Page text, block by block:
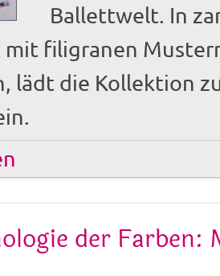
Ballettwelt. In
filigranen
lädt die Kollektion
der